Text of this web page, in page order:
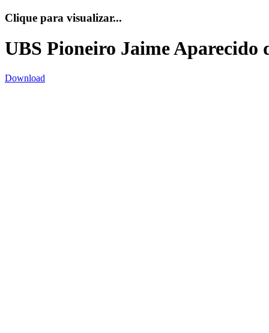
Clique para visualizar...
UBS Pioneiro Jaime Aparecido
Download